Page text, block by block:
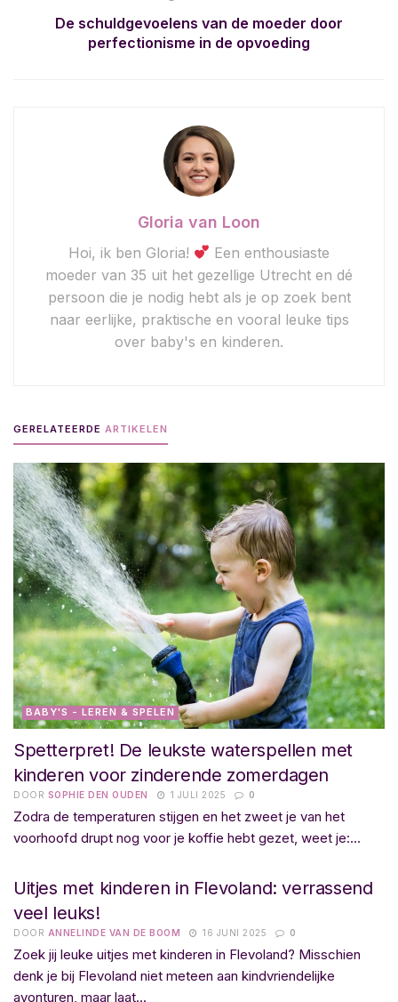
De schuldgevoelens van de moeder door
perfectionisme in de opvoeding
Gloria van Loon
Hoi, ik ben Gloria!
Een enthousiaste
moeder van 35 uit het gezellige Utrecht en dé
persoon die je nodig hebt als je op zoek bent
naar eerlijke, praktische en vooral leuke tips
over baby's en kinderen.
GERELATEERDE ARTIKELEN
BABY'S - LEREN & SPELEN
Spetterpret! De leukste waterspellen met
kinderen voor zinderende zomerdagen
DOOR SOPHIE DEN OUDEN 1 JULI 2025 0
Zodra de temperaturen stijgen en het zweet je van het
voorhoofd drupt nog voor je koffie hebt gezet, weet je:...
Uitjes met kinderen in Flevoland: verrassend
veel leuks!
DOOR ANNELINDE VAN DE BOOM 16 JUNI 2025 0
Zoek jij leuke uitjes met kinderen in Flevoland? Misschien
denk je bij Flevoland niet meteen aan kindvriendelijke
avonturen, maar laat...